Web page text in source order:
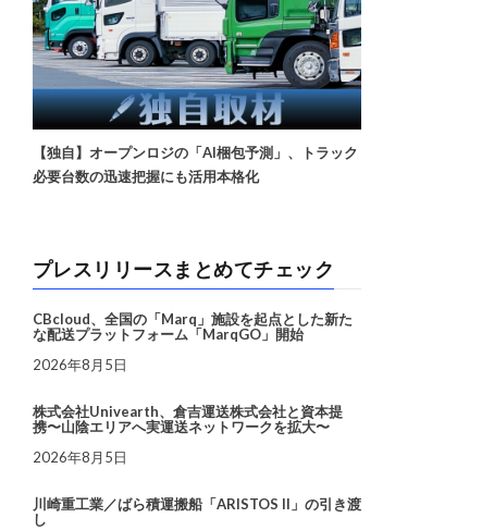
【独自】オープンロジの「AI梱包予測」、トラック
必要台数の迅速把握にも活用本格化
プレスリリースまとめてチェック
CBcloud、全国の「Marq」施設を起点とした新た
な配送プラットフォーム「MarqGO」開始
2026年8月5日
株式会社Univearth、倉吉運送株式会社と資本提
携〜山陰エリアへ実運送ネットワークを拡大〜
2026年8月5日
川崎重工業／ばら積運搬船「ARISTOS II」の引き渡
し